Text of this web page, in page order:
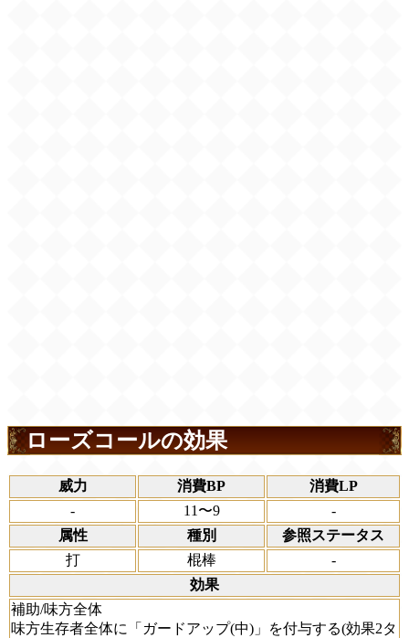
ローズコールの効果
威力 消費BP
消費LP
-
11〜9
-
属性
種別
参照ステータス
打
棍棒
-
効果
補助/味方全体
味方生存者全体に「ガードアップ(中)」を付与する(効果2タ